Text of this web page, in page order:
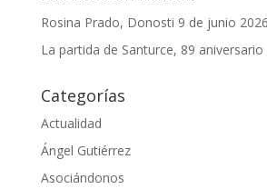
Rosina Prado, Donosti 9 de junio 2026
La partida de Santurce, 89 aniversario
Categorías
Actualidad
Ángel Gutiérrez
Asociándonos